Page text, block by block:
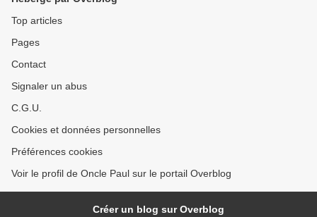
Top articles
Pages
Contact
Signaler un abus
C.G.U.
Cookies et données personnelles
Préférences cookies
Voir le profil de Oncle Paul sur le portail Overblog
Créer un blog sur Overblog